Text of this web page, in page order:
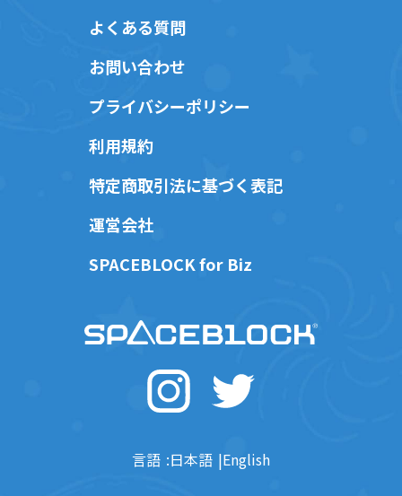
よくある質問
お問い合わせ
プライバシーポリシー
利用規約
特定商取引法に基づく表記
運営会社
SPACEBLOCK for Biz
言語 日本語 English